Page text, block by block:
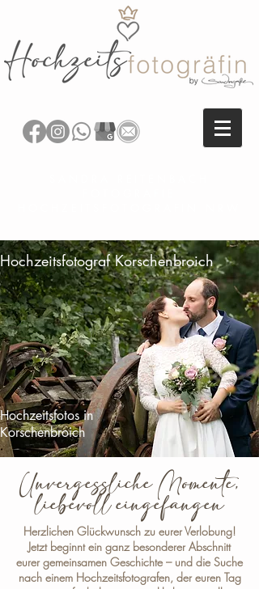
Hochzeitsfotograf Korschenbroich
Hochzeitsfotos in
Korschenbroich
Unvergessliche Momente,
liebevoll eingefangen
Herzlichen Glückwunsch zu eurer Verlobung!
Jetzt beginnt ein ganz besonderer Abschnitt
eurer gemeinsamen Geschichte – und die Suche
nach einem Hochzeitsfotografen, der euren Tag